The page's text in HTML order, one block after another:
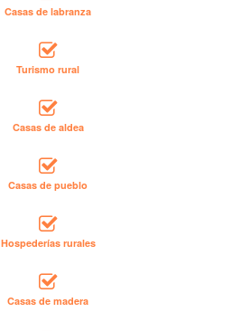
Casas de labranza
Turismo rural
Casas de aldea
Casas de pueblo
Hospederías rurales
Casas de madera